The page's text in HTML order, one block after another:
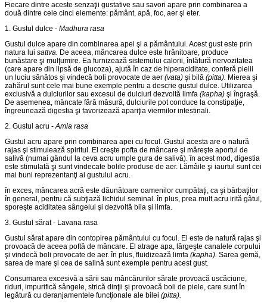
Fiecare dintre aceste senzaţii gustative sau savori apare prin combinarea a
două dintre cele cinci elemente: pământ, apă, foc, aer şi eter.
1. Gustul dulce - Madhura rasa
Gustul dulce apare din combinarea apei şi a pământului. Acest gust este prin
natura lui sattva. De aceea, mâncarea dulce este hrănitoare, produce
bunăstare şi mulţumire. Ea furnizează sis­temului calorii, înlătură nervozitatea
(care apare din lipsă de glu­coza), ajută în caz de hiperaciditate, conferă pielii
un luciu sănătos şi vindecă boli provocate de aer (vata) şi bilă (pitta). Mierea şi
zahărul sunt cele mai bune exemple pentru a descrie gustul dulce. Utilizarea
exclusivă a dulciurilor sau excesul de dulciuri dezvoltă limfa (kapha) şi îngraşă.
De asemenea, mâncate fără măsură, dul­ciurile pot conduce la constipaţie,
îngreunează digestia şi favorizează apariţia viermilor intestinali.
2. Gustul acru -Amla rasa
Gustul acru apare prin combinarea apei cu focul. Gustul acesta are o natură
rajas şi stimulează spiritul. El creşte pofta de mâncare şi măreşte aportul de
salivă (numai gândul la ceva acru umple gura de salivă). în acest mod, digestia
este stimulată şi sunt vindecate bolile produse de aer. Lămâile şi iaurtul sunt cei
mai buni repre­zentanţi ai gustului acru.
în exces, mâncarea acră este dăunătoare oamenilor cumpătaţi, ca şi bărbaţilor
în general, pentru că subţiază lichidul seminal. în plus, prea mult acru irită gâtul,
sporeşte aciditatea sângelui şi dez­voltă bila şi limfa.
3. Gustul sărat - Lavana rasa
Gustul sărat apare din contopirea pământului cu focul. El este de natură rajas şi
provoacă de aceea poftă de mâncare. El atrage apa, lărgeşte canalele corpului
şi vindecă boli provocate de aer. în plus, fluidizează limfa (kapha). Sarea gemă,
sarea de mare şi cea de salină sunt exemple pentru acest gust.
Consumarea excesivă a sării sau mâncărurilor sărate provoacă uscăciune,
riduri, impurifică sângele, strică dinţii şi provoacă boli de piele, care sunt în
legătură cu deranjamentele funcţionale ale bilei (pitta).